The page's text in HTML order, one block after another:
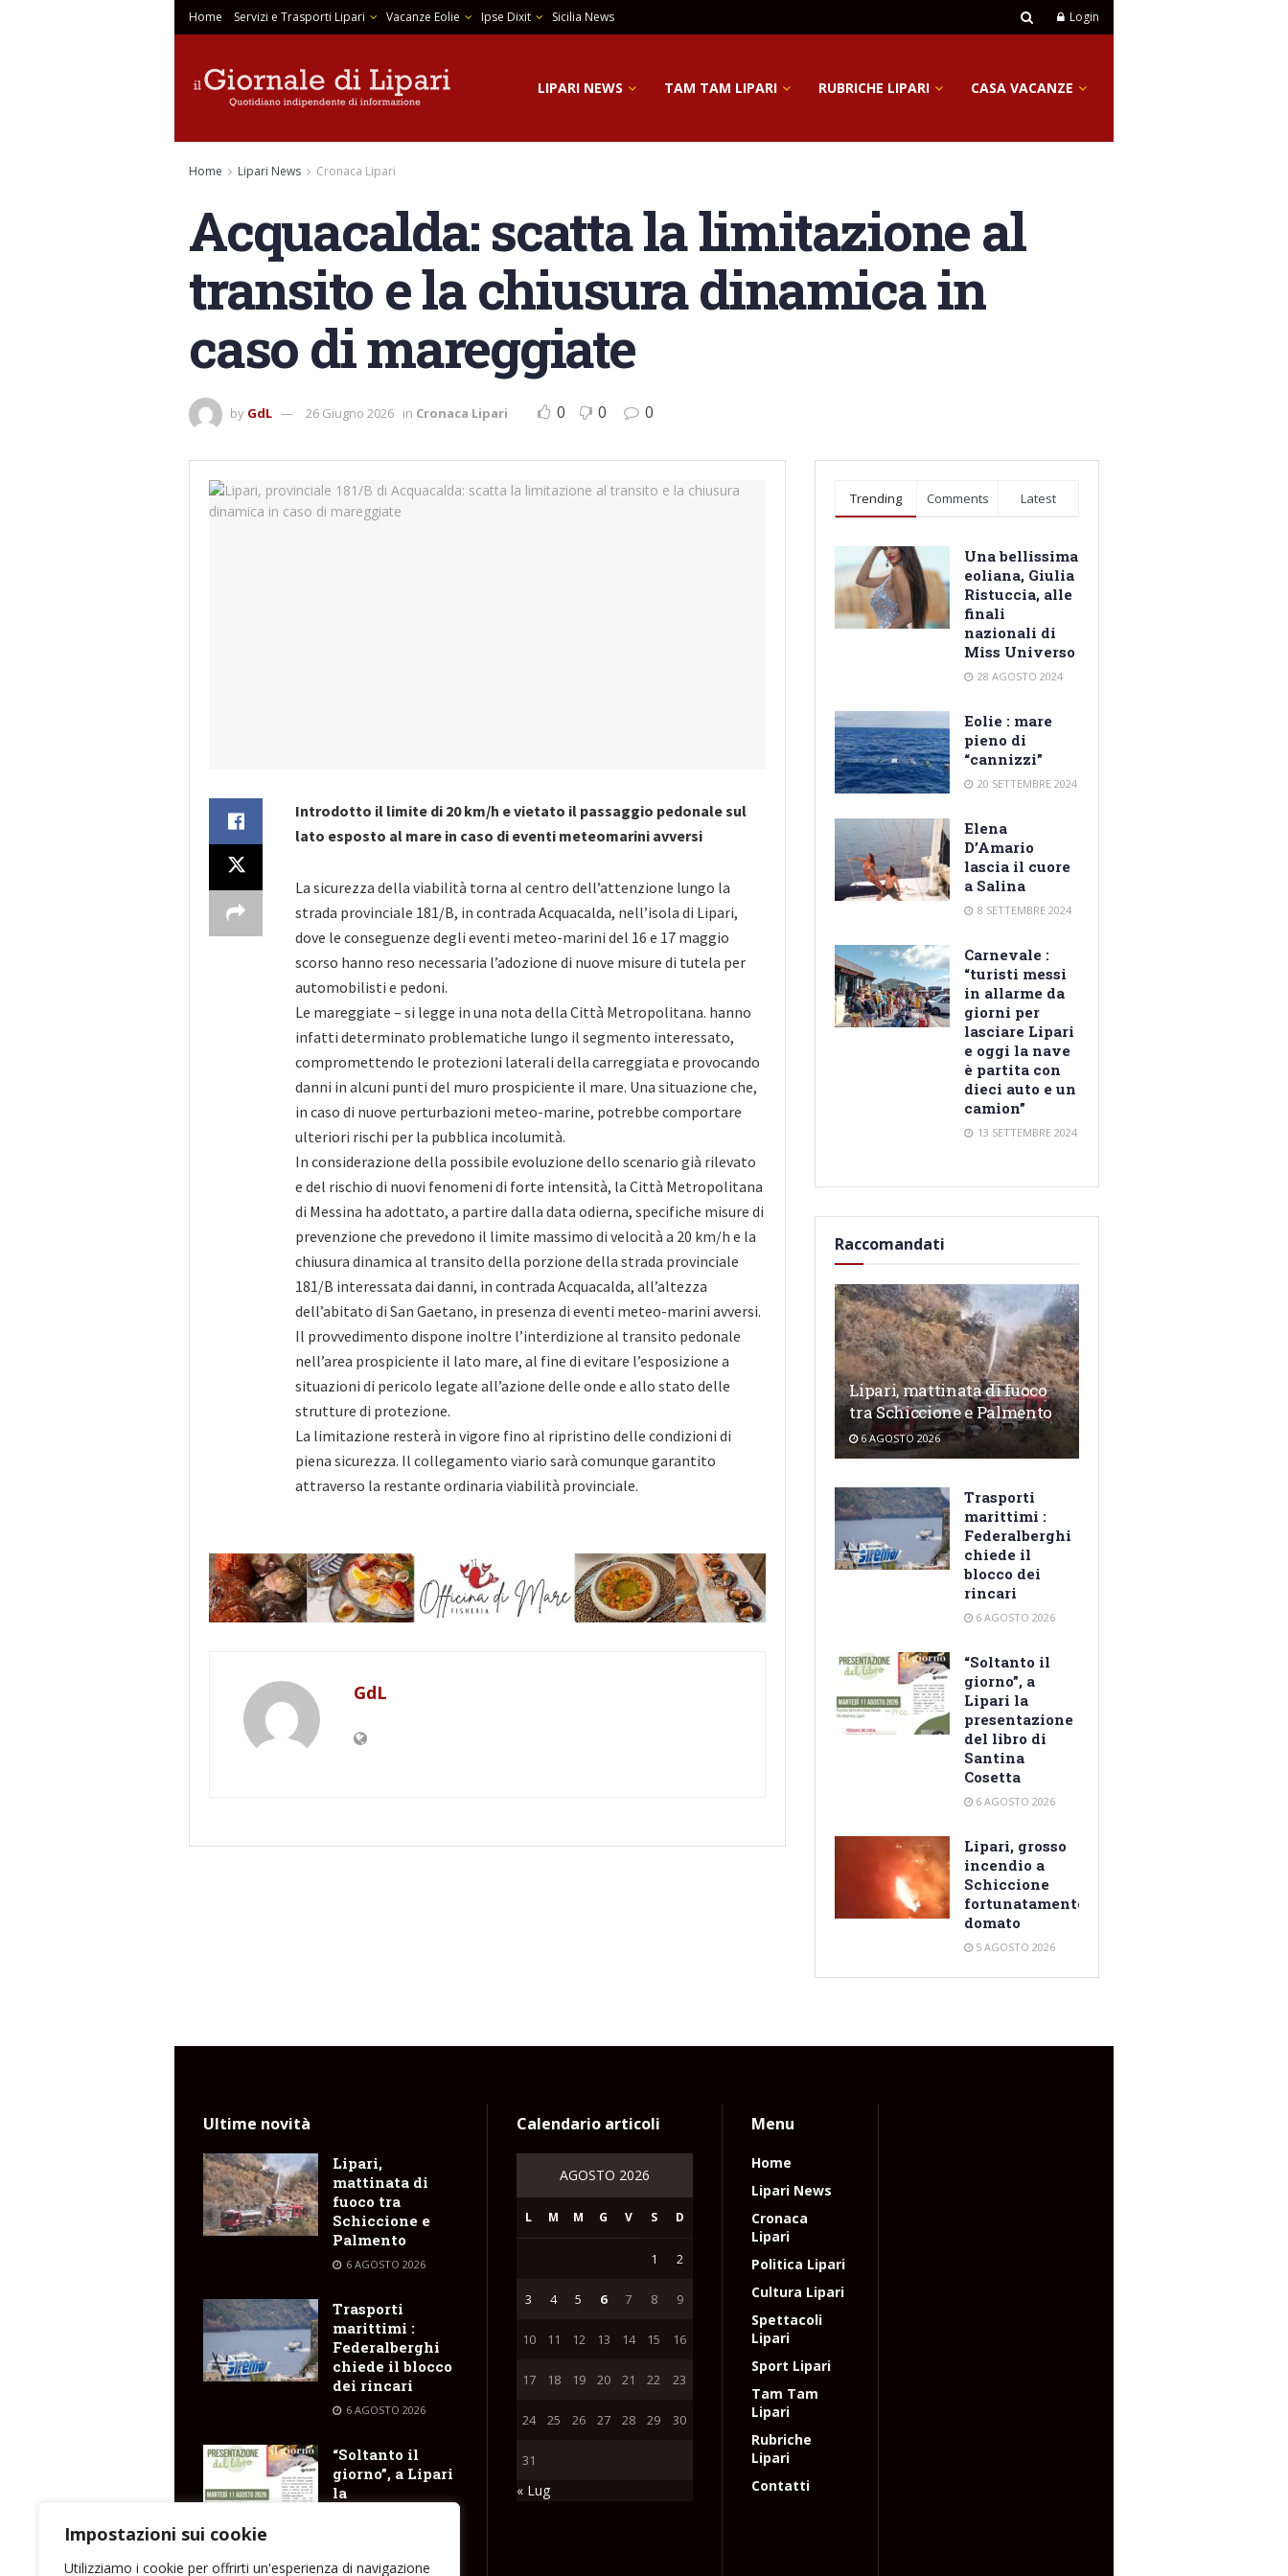
Impostazioni sui cookie
Utilizziamo i cookie per offrirti un'esperienza di navigazione
Home Servizi e Trasporti Lipari Vacanze Eolie Ipse Dixit Sicilia News Login
LIPARI NEWS TAM TAM LIPARI RUBRICHE LIPARI CASA VACANZE
Home Lipari News Cronaca Lipari
Acquacalda: scatta la limitazione al
transito e la chiusura dinamica in
caso di mareggiate
by GdL 26 Giugno 2026 in Cronaca Lipari 0 0 0
Introdotto il limite di 20 km/h e vietato il passaggio pedonale sul
lato esposto al mare in caso di eventi meteomarini avversi
La sicurezza della viabilità torna al centro dell’attenzione lungo la
strada provinciale 181/B, in contrada Acquacalda, nell’isola di Lipari,
dove le conseguenze degli eventi meteo-marini del 16 e 17 maggio
scorso hanno reso necessaria l’adozione di nuove misure di tutela per
automobilisti e pedoni.
Le mareggiate – si legge in una nota della Città Metropolitana. hanno
infatti determinato problematiche lungo il segmento interessato,
compromettendo le protezioni laterali della carreggiata e provocando
danni in alcuni punti del muro prospiciente il mare. Una situazione che,
in caso di nuove perturbazioni meteo-marine, potrebbe comportare
ulteriori rischi per la pubblica incolumità.
In considerazione della possibile evoluzione dello scenario già rilevato
e del rischio di nuovi fenomeni di forte intensità, la Città Metropolitana
di Messina ha adottato, a partire dalla data odierna, specifiche misure di
prevenzione che prevedono il limite massimo di velocità a 20 km/h e la
chiusura dinamica al transito della porzione della strada provinciale
181/B interessata dai danni, in contrada Acquacalda, all’altezza
dell’abitato di San Gaetano, in presenza di eventi meteo-marini avversi.
Il provvedimento dispone inoltre l’interdizione al transito pedonale
nell’area prospiciente il lato mare, al fine di evitare l’esposizione a
situazioni di pericolo legate all’azione delle onde e allo stato delle
strutture di protezione.
La limitazione resterà in vigore fino al ripristino delle condizioni di
piena sicurezza. Il collegamento viario sarà comunque garantito
attraverso la restante ordinaria viabilità provinciale.
GdL
Trending Comments Latest
Una bellissima
eoliana, Giulia
Ristuccia, alle
finali
nazionali di
Miss Universo
28 AGOSTO 2024
Eolie : mare
pieno di
“cannizzi”
20 SETTEMBRE 2024
Elena
D’Amario
lascia il cuore
a Salina
8 SETTEMBRE 2024
Carnevale :
“turisti messi
in allarme da
giorni per
lasciare Lipari
e oggi la nave
è partita con
dieci auto e un
camion”
13 SETTEMBRE 2024
Raccomandati
Lipari, mattinata di fuoco
tra Schiccione e Palmento
6 AGOSTO 2026
Trasporti
marittimi :
Federalberghi
chiede il
blocco dei
rincari
6 AGOSTO 2026
“Soltanto il
giorno”, a
Lipari la
presentazione
del libro di
Santina
Cosetta
6 AGOSTO 2026
Lipari, grosso
incendio a
Schiccione
fortunatamente
domato
5 AGOSTO 2026
Ultime novità
Lipari,
mattinata di
fuoco tra
Schiccione e
Palmento
6 AGOSTO 2026
Trasporti
marittimi :
Federalberghi
chiede il blocco
dei rincari
6 AGOSTO 2026
“Soltanto il
giorno”, a Lipari
la
Calendario articoli
AGOSTO 2026
L M M G V S D
1 2
3 4 5 6 7 8 9
10 11 12 13 14 15 16
17 18 19 20 21 22 23
24 25 26 27 28 29 30
31
« Lug
Menu
Home
Lipari News
Cronaca
Lipari
Politica Lipari
Cultura Lipari
Spettacoli
Lipari
Sport Lipari
Tam Tam
Lipari
Rubriche
Lipari
Contatti